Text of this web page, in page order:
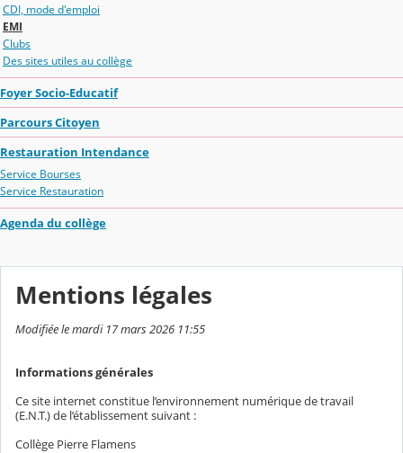
CDI, mode d'emploi
EMI
Clubs
Des sites utiles au collège
Foyer Socio-Educatif
Parcours Citoyen
Restauration Intendance
Service Bourses
Service Restauration
Agenda du collège
Mentions légales
Modifiée le mardi 17 mars 2026 11:55
Informations générales
Ce site internet constitue l’environnement numérique de travail
(E.N.T.) de l’établissement suivant :
Collège Pierre Flamens